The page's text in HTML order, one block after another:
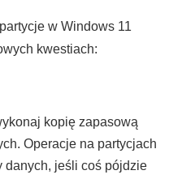
w Windows 11
kwestiach:
kopię zapasową
Operacje na partycjach
danych, jeśli coś pójdzie